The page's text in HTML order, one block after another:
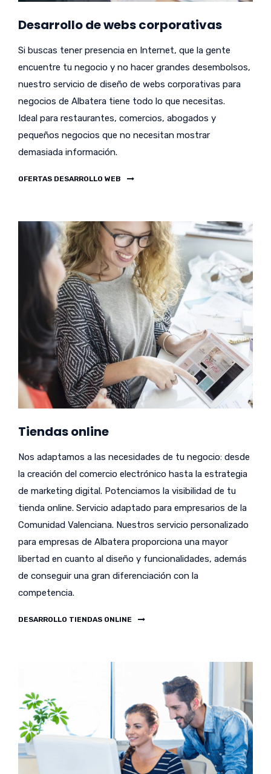
Desarrollo de webs corporativas
Si buscas tener presencia en Internet, que la gente
encuentre tu negocio y no hacer grandes desembolsos,
nuestro servicio de diseño de webs corporativas para
negocios de Albatera tiene todo lo que necesitas.
Ideal para restaurantes, comercios, abogados y
pequeños negocios que no necesitan mostrar
demasiada información.
OFERTAS DESARROLLO WEB
Tiendas online
Nos adaptamos a las necesidades de tu negocio: desde
la creación del comercio electrónico hasta la estrategia
de marketing digital. Potenciamos la visibilidad de tu
tienda online. Servicio adaptado para empresarios de la
Comunidad Valenciana. Nuestros servicio personalizado
para empresas de Albatera proporciona una mayor
libertad en cuanto al diseño y funcionalidades, además
de conseguir una gran diferenciación con la
competencia.
DESARROLLO TIENDAS ONLINE